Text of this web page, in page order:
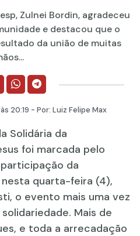
Zulnei Bordin, agradeceu
e destacou que o
da união de muitas
às 20:19 - Por: Luiz Felipe Max
Solidária da
foi marcada pelo
da
nesta quarta-feira (4),
o evento mais uma vez
Mais de
e toda a arrecadação